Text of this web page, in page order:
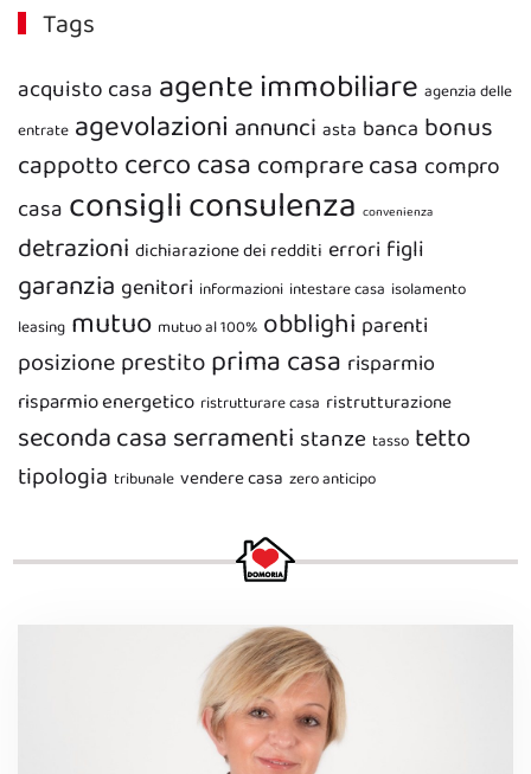
Tags
acquisto casa agente immobiliare agenzia delle
entrate agevolazioni annunci asta banca bonus
cappottocerco casacomprare casa compro
casa consigliconsulenza convenienza
detrazioni dichiarazione dei redditi errori figli
garanzia genitori informazioni intestare casa isolamento
leasing mutuo mutuo al 100% obblighi parenti
posizioneprestitoprima casa risparmio
risparmio energetico ristrutturare casa ristrutturazione
seconda casaserramenti stanze tasso tetto
tipologia tribunale vendere casa zero anticipo